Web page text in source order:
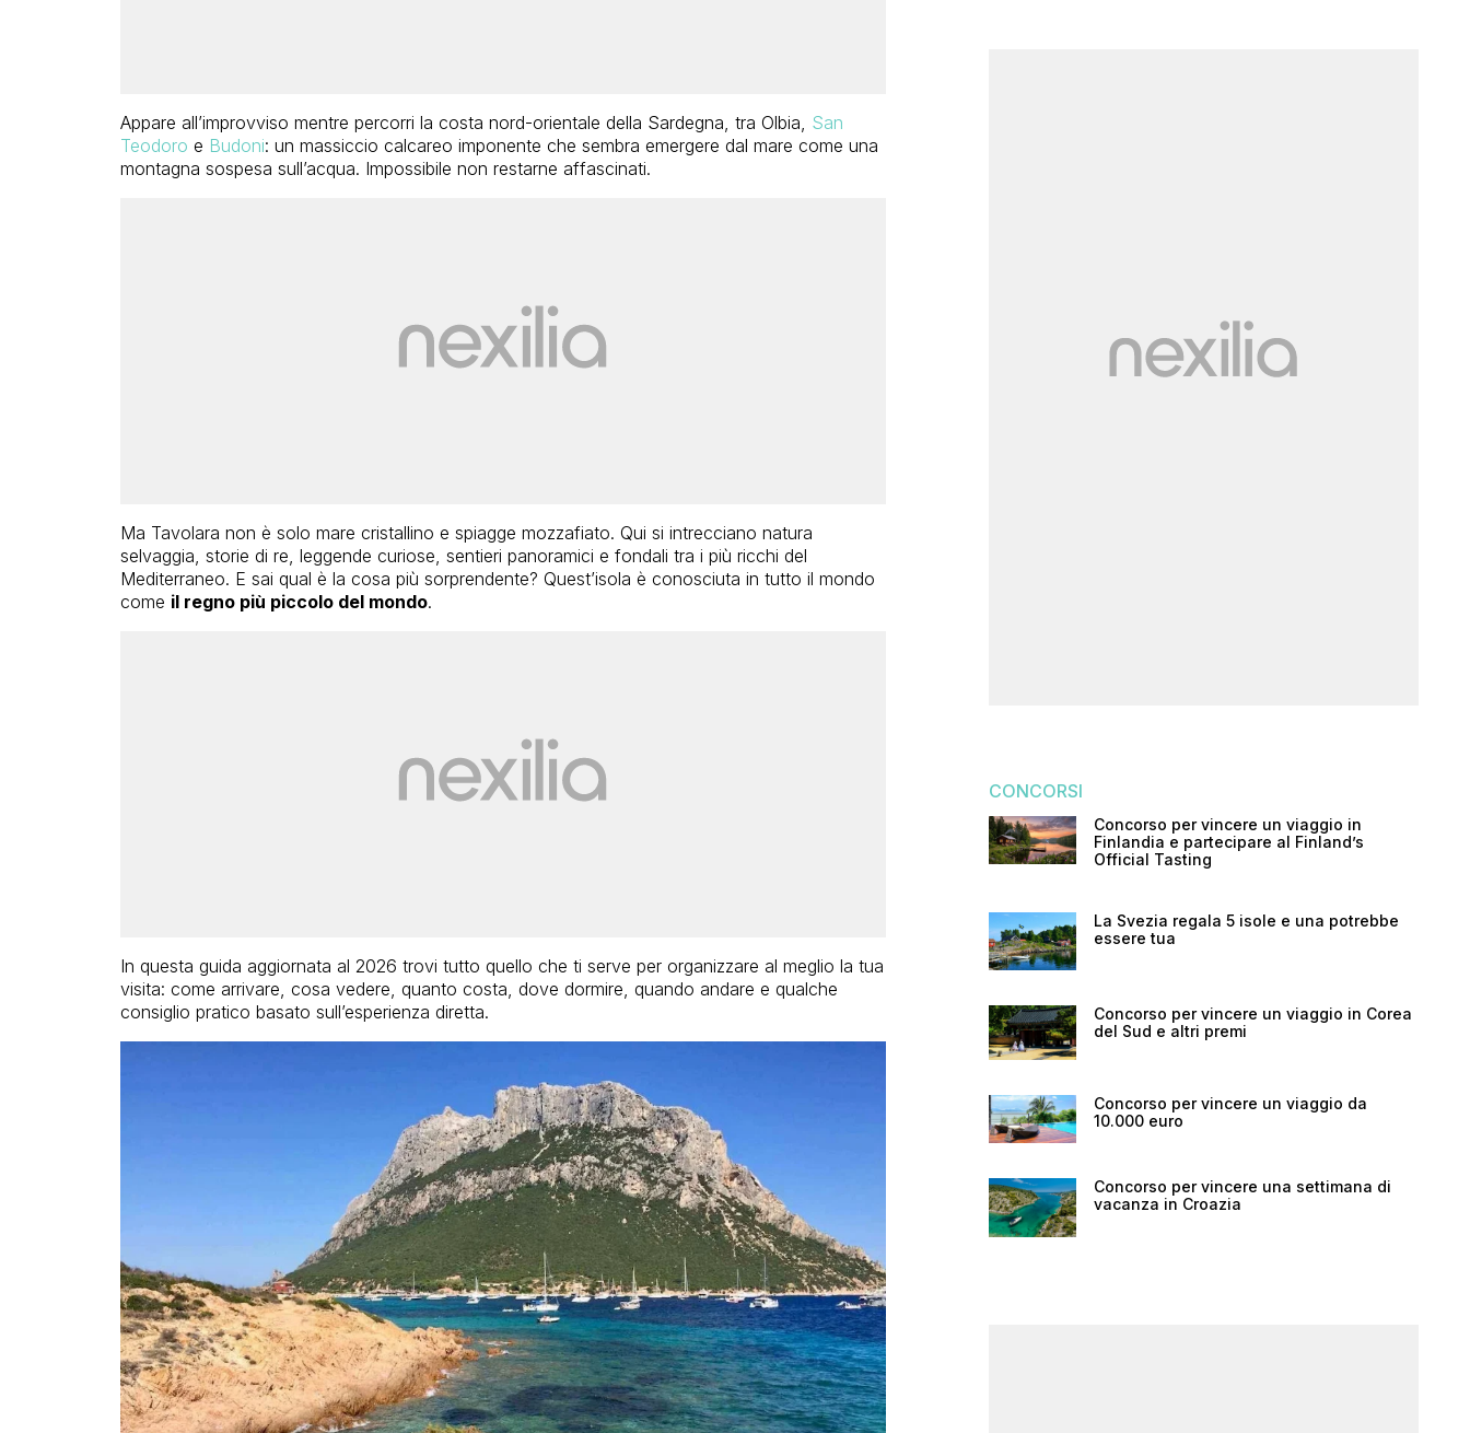
Appare all’improvviso mentre percorri la costa nord-orientale della Sardegna, tra Olbia, San
Teodoro e Budoni: un massiccio calcareo imponente che sembra emergere dal mare come una
montagna sospesa sull’acqua. Impossibile non restarne affascinati.
Ma Tavolara non è solo mare cristallino e spiagge mozzafiato. Qui si intrecciano natura
selvaggia, storie di re, leggende curiose, sentieri panoramici e fondali tra i più ricchi del
Mediterraneo. E sai qual è la cosa più sorprendente? Quest’isola è conosciuta in tutto il mondo
come il regno più piccolo del mondo.
In questa guida aggiornata al 2026 trovi tutto quello che ti serve per organizzare al meglio la tua
visita: come arrivare, cosa vedere, quanto costa, dove dormire, quando andare e qualche
consiglio pratico basato sull’esperienza diretta.
CONCORSI
Concorso per vincere un viaggio in
Finlandia e partecipare al Finland’s
Official Tasting
La Svezia regala 5 isole e una potrebbe
essere tua
Concorso per vincere un viaggio in Corea
del Sud e altri premi
Concorso per vincere un viaggio da
10.000 euro
Concorso per vincere una settimana di
vacanza in Croazia